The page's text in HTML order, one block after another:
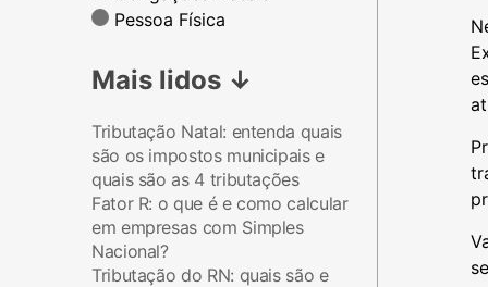
Pessoa Física
Mais lidos ↓
Tributação Natal: entenda quais
são os impostos municipais e
quais são as 4 tributações
Fator R: o que é e como calcular
em empresas com Simples
Nacional?
Tributação do RN: quais são e